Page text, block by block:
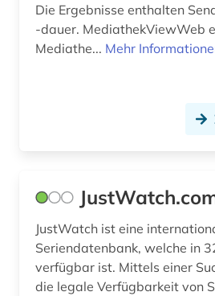
Die Ergebnisse enthalten
-dauer. MediathekViewWeb
Mediathe... Mehr
JustWatch ist eine
Seriendatenbank, welche in
verfügbar ist. Mittels einer
die legale Verfügbarkeit von